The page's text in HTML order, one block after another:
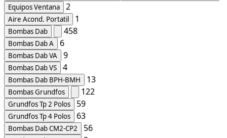
Equipos Ventana
2
Aire Acond. Portatil 1
Bombas Dab 458
Bombas Dab A 6
Bombas Dab VA 9
Bombas Dab VS 4
Bombas Dab BPH-BMH 13
Bombas Grundfos 122
Grundfos Tp 2 Polos 59
Grundfos Tp 4 Polos 63
Bombas Dab CM2-CP2 56